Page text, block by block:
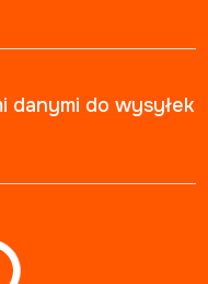
danymi do wysyłek